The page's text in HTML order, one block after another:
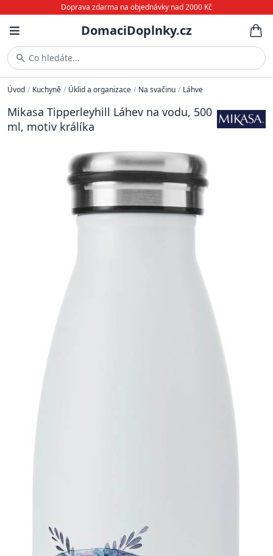
Doprava zdarma na objednávky nad 2000 Kč
DomaciDoplnky.cz
Co hledáte...
Úvod / Kuchyně / Úklid a organizace / Na svačinu / Láhve
Mikasa Tipperleyhill Láhev na vodu, 500
ml, motiv králíka